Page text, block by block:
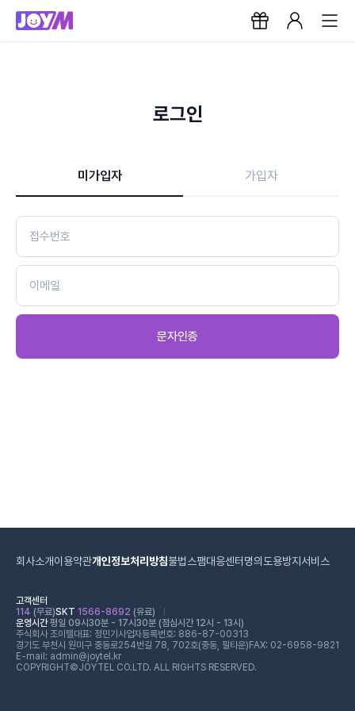
로그인
미가입자 가입자
문자인증
회사소개이용약관개인정보처리방침불법스팸대응센터 명의도용방지서비스
고객센터
114 (무료)SKT 1566-8692 (유료)
운영시간평일 09시30분 - 17시30분 (점심시간 12시 - 13시)
주식회사 조이텔대표: 정민기 사업자등록번호: 886-87-00313
경기도 부천시 원미구 중동로254번길 78, 702호(중동, 필타운) FAX: 02-6958-9821
E-mail: admin@joytel.kr
COPYRIGHT©JOYTEL CO.LTD. ALL RIGHTS RESERVED.